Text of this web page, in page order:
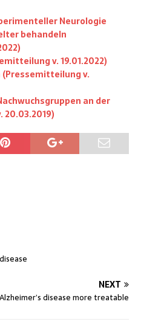
Neurologie
behandeln
v. 19.01.2022)
v.
an der
NEXT
disease more treatable